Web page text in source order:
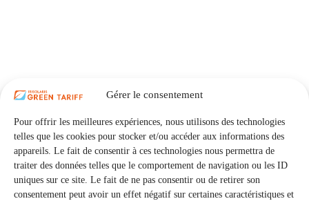
Gérer le consentement
Pour offrir les meilleures expériences, nous utilisons des technologies
telles que les cookies pour stocker et/ou accéder aux informations des
appareils. Le fait de consentir à ces technologies nous permettra de
traiter des données telles que le comportement de navigation ou les ID
uniques sur ce site. Le fait de ne pas consentir ou de retirer son
consentement peut avoir un effet négatif sur certaines caractéristiques et